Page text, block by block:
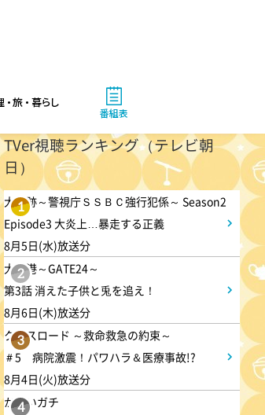
・旅・暮らし
番組表
TVer視聴ランキング（テレビ朝
日）
1
大追跡～警視庁ＳＳＢＣ強行犯係～ Season2
Episode3 大炎上…暴走する正義
8月5日(水)放送分
2
大空港～GATE24～
第3話 消えた子供と兎を追え！
8月6日(木)放送分
3
クロスロード ～救命救急の約束～
＃5 病院激震！パワハラ＆医療事故!?
8月4日(火)放送分
4
かまいガチ
あさ 4:00
おはよう!時代劇 暴れん坊将
軍9 #19
あさ 4:55
グッド!モーニング
あさ 8:00